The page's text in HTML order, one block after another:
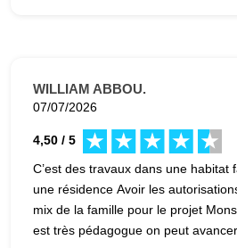
WILLIAM ABBOU.
07/07/2026
4,50 / 5
C’est des travaux dans une habitat
une résidence Avoir les autorisations de la résidence le
mix de la famille pour le projet Monsieur Anthony Luvara